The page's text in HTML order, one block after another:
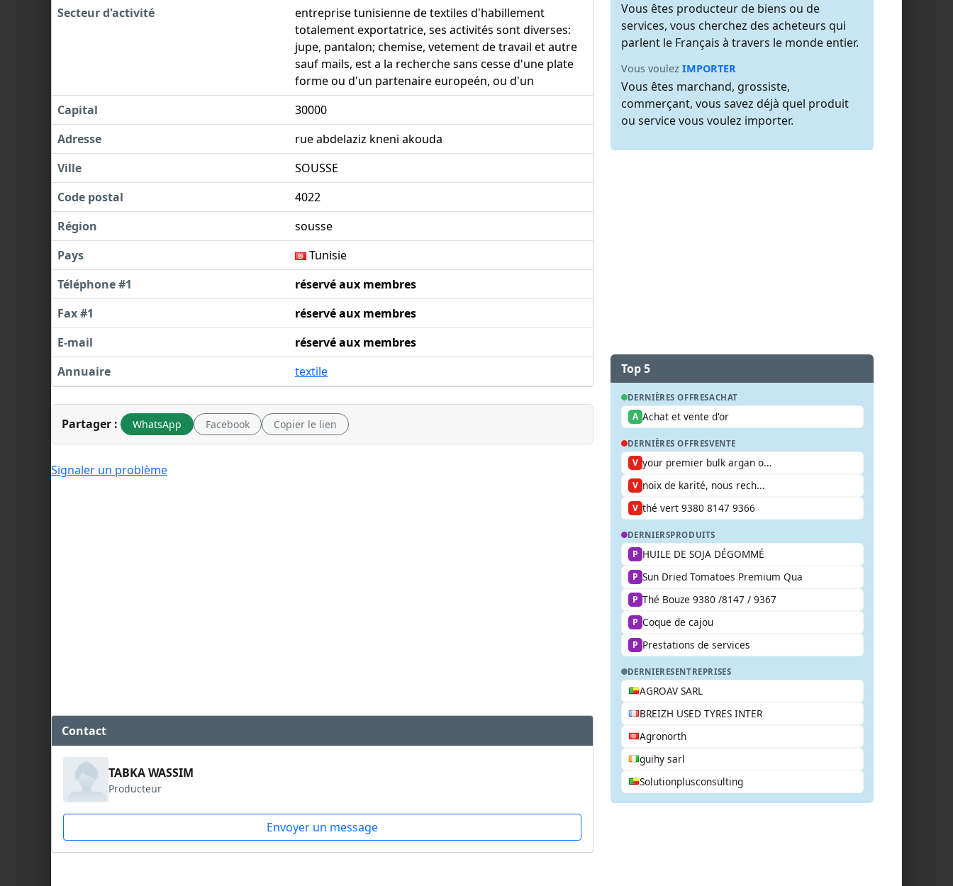
Secteur d'activité
entreprise tunisienne de textiles d'habillement
totalement exportatrice, ses activités sont diverses:
jupe, pantalon; chemise, vetement de travail et autre
sauf mails, est a la recherche sans cesse d'une plate
forme ou d'un partenaire europeén, ou d'un
Capital
30000
Adresse
rue abdelaziz kneni akouda
Ville
SOUSSE
Code postal
4022
Région
sousse
Pays
Tunisie
Téléphone #1
réservé aux membres
Fax #1
réservé aux membres
E-mail
réservé aux membres
Annuaire
textile
Partager : WhatsApp Facebook Copier le lien
Signaler un problème
Contact
TABKA WASSIM
Producteur
Envoyer un message
Vous êtes producteur de biens ou de
services, vous cherchez des acheteurs qui
parlent le Français à travers le monde entier.
Vous voulez IMPORTER
Vous êtes marchand, grossiste,
commerçant, vous savez déjà quel produit
ou service vous voulez importer.
Top 5
DERNIÈRES OFFRESACHAT
A Achat et vente d'or
DERNIÈRES OFFRESVENTE
V your premier bulk argan o...
V noix de karité, nous rech...
V thé vert 9380 8147 9366
DERNIERSPRODUITS
P HUILE DE SOJA DÉGOMMÉ
P Sun Dried Tomatoes Premium Qua
P Thé Bouze 9380 /8147 / 9367
P Coque de cajou
P Prestations de services
DERNIERESENTREPRISES
AGROAV SARL
BREIZH USED TYRES INTER
Agronorth
guihy sarl
Solutionplusconsulting